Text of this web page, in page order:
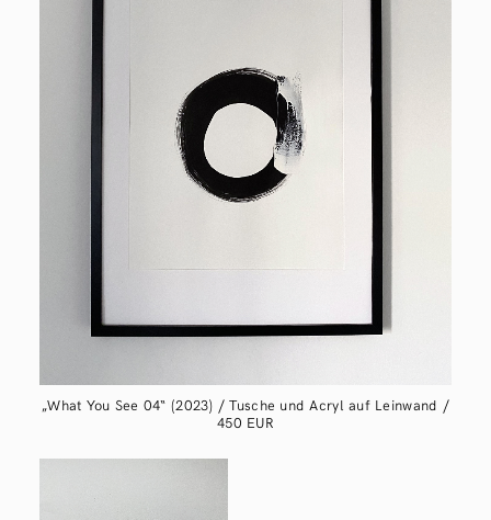
„What You See 04“ (2023) / Tusche und Acryl auf Leinwand /
450 EUR